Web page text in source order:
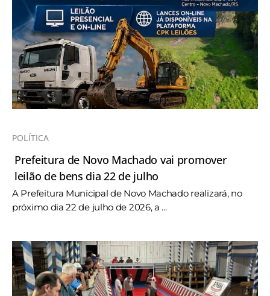
POLÍTICA
Prefeitura de Novo Machado vai promover
leilão de bens dia 22 de julho
A Prefeitura Municipal de Novo Machado realizará, no
próximo dia 22 de julho de 2026, a ...